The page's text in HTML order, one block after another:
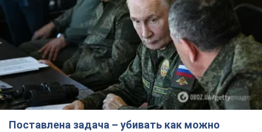
Поставлена задача – убивать как можно